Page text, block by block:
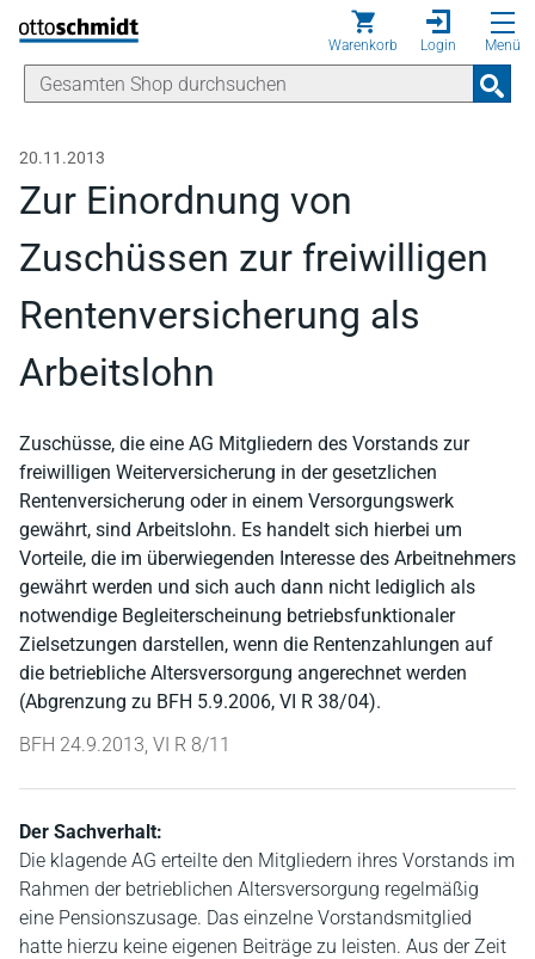
Direkt zum Inhalt
Warenkorb Login Menü
20.11.2013
Zur Einordnung von
Zuschüssen zur freiwilligen
Rentenversicherung als
Arbeitslohn
Zuschüsse, die eine AG Mitgliedern des Vorstands zur
freiwilligen Weiterversicherung in der gesetzlichen
Rentenversicherung oder in einem Versorgungswerk
gewährt, sind Arbeitslohn. Es handelt sich hierbei um
Vorteile, die im überwiegenden Interesse des Arbeitnehmers
gewährt werden und sich auch dann nicht lediglich als
notwendige Begleiterscheinung betriebsfunktionaler
Zielsetzungen darstellen, wenn die Rentenzahlungen auf
die betriebliche Altersversorgung angerechnet werden
(Abgrenzung zu BFH 5.9.2006, VI R 38/04).
BFH 24.9.2013, VI R 8/11
Der Sachverhalt:
Die klagende AG erteilte den Mitgliedern ihres Vorstands im
Rahmen der betrieblichen Altersversorgung regelmäßig
eine Pensionszusage. Das einzelne Vorstandsmitglied
hatte hierzu keine eigenen Beiträge zu leisten. Aus der Zeit